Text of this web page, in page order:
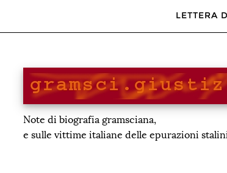
LETTERA
Note di biografia gramsciana,
e sulle vittime italiane delle epurazioni